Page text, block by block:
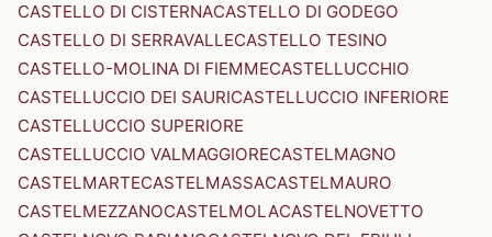
CASTELLO DI CISTERNACASTELLO DI GODEGO
CASTELLO DI SERRAVALLECASTELLO TESINO
CASTELLO-MOLINA DI FIEMMECASTELLUCCHIO
CASTELLUCCIO DEI SAURICASTELLUCCIO INFERIORE
CASTELLUCCIO SUPERIORE
CASTELLUCCIO VALMAGGIORECASTELMAGNO
CASTELMARTECASTELMASSACASTELMAURO
CASTELMEZZANOCASTELMOLACASTELNOVETTO